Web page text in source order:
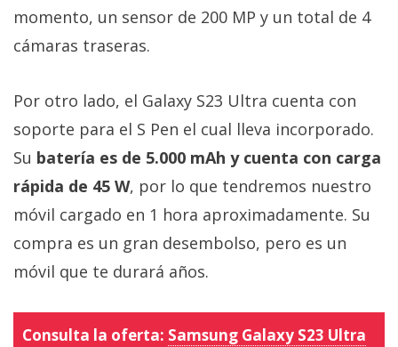
momento, un sensor de 200 MP y un total de 4
cámaras traseras.
Por otro lado, el Galaxy S23 Ultra cuenta con
soporte para el S Pen el cual lleva incorporado.
Su batería es de 5.000 mAh y cuenta con carga
rápida de 45 W, por lo que tendremos nuestro
móvil cargado en 1 hora aproximadamente. Su
compra es un gran desembolso, pero es un
móvil que te durará años.
Consulta la oferta: Samsung Galaxy S23 Ultra